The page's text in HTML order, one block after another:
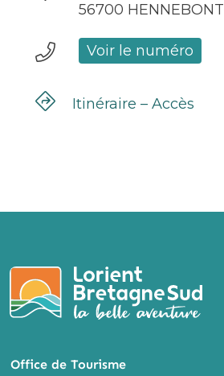
56700 HENNEBONT
Voir le numéro
Itinéraire – Accès
Office de Tourisme